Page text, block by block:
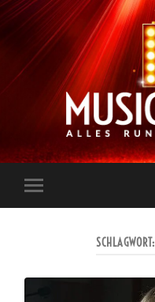
Mobile-
Menü
SCHLAGWORT: